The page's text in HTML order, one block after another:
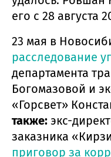
его с 28 августа
23 мая в
расследование
департамента
Богомазовой и
«Горсвет»
также: экс-
заказника
приговор за